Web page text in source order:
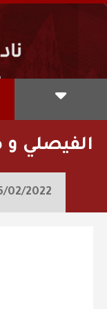
الفيصلي و
02/2022